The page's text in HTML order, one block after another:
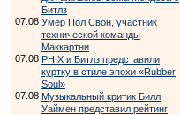
Битлз
07.08 Умер Пол Свон, участник
технической команды
Маккартни
07.08 PHIX и Битлз представили
куртку в стиле эпохи «Rubber
Soul»
07.08 Музыкальный критик Билл
Уаймен представил рейтинг